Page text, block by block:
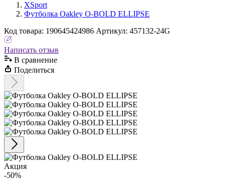
XSport
Футболка Oakley O-BOLD ELLIPSE
Код товара: 190645424986 Артикул: 457132-24G
Написать отзыв
В сравнениe
Поделиться
Акция
-50%